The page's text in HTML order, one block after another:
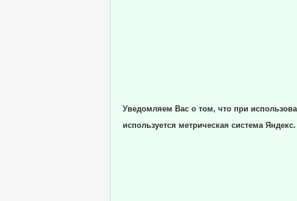
Уведомляем Вас о том, что при
используется метрическая система Яндекс.